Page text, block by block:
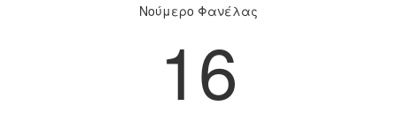
Νούμερο Φανέλας
16